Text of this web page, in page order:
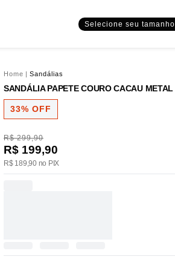
Selecione seu tamanho
Home | Sandálias
SANDÁLIA PAPETE COURO CACAU METAL
33% OFF
R$ 299,90
R$ 199,90
R$ 189,90 no PIX